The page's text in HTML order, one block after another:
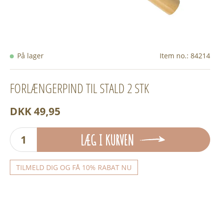
På lager Item no.: 84214
FORLÆNGERPIND TIL STALD 2 STK
DKK 49,95
LÆG I KURVEN
TILMELD DIG OG FÅ 10% RABAT NU